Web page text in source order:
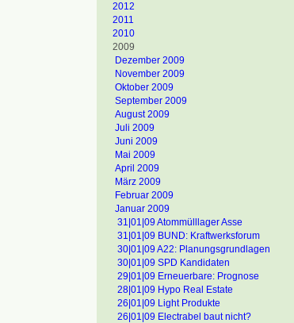
2012
2011
2010
2009
Dezember 2009
November 2009
Oktober 2009
September 2009
August 2009
Juli 2009
Juni 2009
Mai 2009
April 2009
März 2009
Februar 2009
Januar 2009
31|01|09 Atommülllager Asse
31|01|09 BUND: Kraftwerksforum
30|01|09 A22: Planungsgrundlagen
30|01|09 SPD Kandidaten
29|01|09 Erneuerbare: Prognose
28|01|09 Hypo Real Estate
26|01|09 Light Produkte
26|01|09 Electrabel baut nicht?